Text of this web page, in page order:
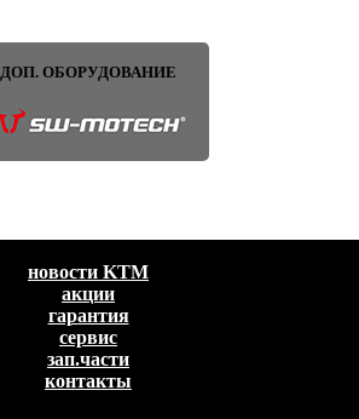
ДОП. ОБОРУДОВАНИЕ
новости KTM
акции
гарантия
сервис
зап.части
контакты